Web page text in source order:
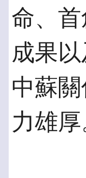
命、
成果
中蘇
力雄厚